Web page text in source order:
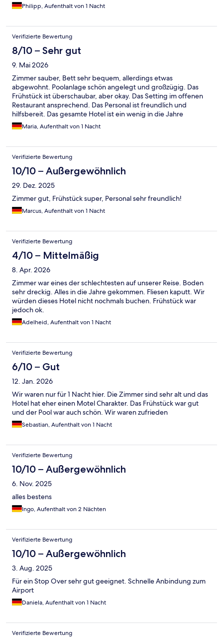
Philipp, Aufenthalt von 1 Nacht
Verifizierte Bewertung
8/10 – Sehr gut
9. Mai 2026
Zimmer sauber, Bett sehr bequem, allerdings etwas
abgewohnt. Poolanlage schön angelegt und großzügig. Das
Frühstück ist überschaubar, aber okay. Das Setting im offenen
Restaurant ansprechend. Das Personal ist freundlich und
hilfsbereit. Das gesamte Hotel ist ein wenig in die Jahre
gekommen, aber insgesamt sehr sauber.
Maria, Aufenthalt von 1 Nacht
Verifizierte Bewertung
10/10 – Außergewöhnlich
29. Dez. 2025
Zimmer gut, Frühstück super, Personal sehr freundlich!
Marcus, Aufenthalt von 1 Nacht
Verifizierte Bewertung
4/10 – Mittelmäßig
8. Apr. 2026
Zimmer war eines der schlechtesten auf unserer Reise. Boden
sehr dreckig. Alles in die Jahre gekommen. Fliesen kaputt. Wir
würden dieses Hotel nicht nochmals buchen. Frühstück war
jedoch ok.
Adelheid, Aufenthalt von 1 Nacht
Verifizierte Bewertung
6/10 – Gut
12. Jan. 2026
Wir waren nur für 1 Nacht hier. Die Zimmer sind sehr alt und das
Hotel hat eher einen Motel Charakter. Das Frühstück war gut
und der Pool war auch schön. Wir waren zufrieden
Sebastian, Aufenthalt von 1 Nacht
Verifizierte Bewertung
10/10 – Außergewöhnlich
6. Nov. 2025
alles bestens
Ingo, Aufenthalt von 2 Nächten
Verifizierte Bewertung
10/10 – Außergewöhnlich
3. Aug. 2025
Für ein Stop Over sehr gut geeignet. Schnelle Anbindung zum
Airport
Daniela, Aufenthalt von 1 Nacht
Verifizierte Bewertung